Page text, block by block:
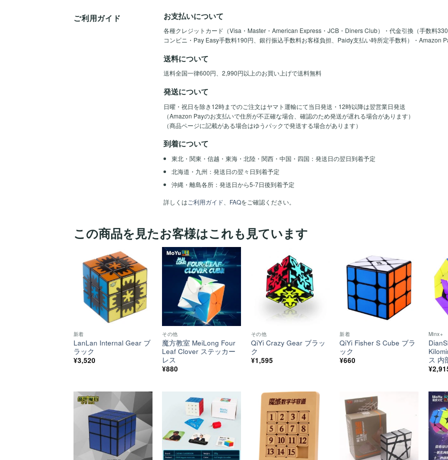
ご利用ガイド お支払いについて
各種クレジットカード（Visa・Master・American Express・JCB・Diners Club）・代金引換（手数料
コンビニ・Pay Easy手数料190円、銀行振込手数料お客様負担、Paidy支払い時所定手数料）・Amazon
送料について
送料全国一律600円、2,990円以上のお買い上げで送料無料
発送について
日曜・祝日を除き12時までのご注文はヤマト運輸にて当日発送・12時以降は翌営業日発送
（Amazon Payのお支払いで住所が不正確な場合、確認のため発送が遅れる場合があります）
（商品ページに記載がある場合はゆうパックで発送する場合があります）
到着について
東北・関東・信越・東海・北陸・関西・中国・四国：発送日の翌日到着予定
北海道・九州：発送日の翌々日到着予定
沖縄・離島各所：発送日から5-7日後到着予定
詳しくはご利用ガイド FAQをご確認ください。
この商品を見たお客様はこれも見ています
ほし
い！
新着
LanLan Internal Gear ブ
ラック
¥3,520
ほし
その他
魔方教室 MeiLong Four
Leaf Clover ステッカー
レス
¥880
ほし
い！
その他
QiYi Crazy Gear ブラッ
ク
¥1,595
ほし
い！
新着
QiYi Fisher S Cube ブラ
ック
¥660
Minx+
ス 内
¥
ほし
い！
ほし